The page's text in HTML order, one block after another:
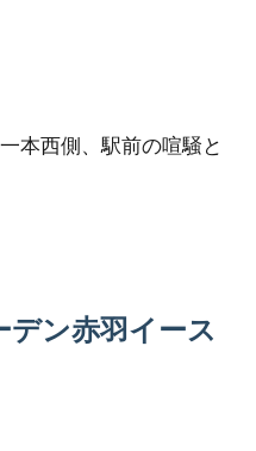
本西側、駅前の喧騒と
ン赤羽イース